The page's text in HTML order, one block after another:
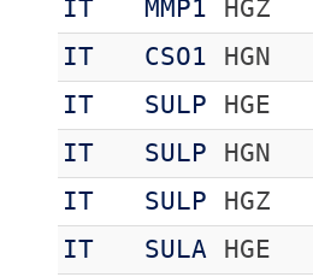
IT MMP1 HGZ
IT
CSO1 HGN
IT
SULP HGE
IT
SULP HGN
IT
SULP HGZ
IT
SULA HGE